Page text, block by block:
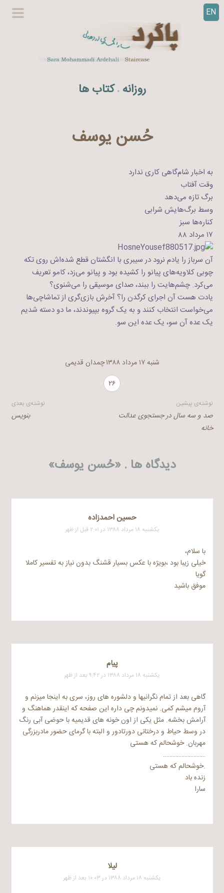
EN
روزانه . کتاب ها
حُسن یوسف
به اخبار شام‌گاهی کاری ندارد
وقت آفتاب
برگ تازه می‌دهد
وسط برگ‌هایش شرابی
کناره‌ها‌ سبز
۱۷ مرداد ۸۸
آن سرباز را یادم نرود در سیبری با انگشتان قطع شده‌اش روی تکه
چوبی کلاویه‌های پیانو را کشیده بود و پیانو می‌زد، کامو تعریف
می‌کرد. چشم‌هایت را ببند، صدای موسیقی را می‌شنوی؟
یادت هست آن اجرای کرگدن را؟ آخرش بازی‌گری از تماشاچی‌‌ها
می‌خواست انتخاب کنند و به یک گروه بپیوندند، ما دو دسته شدیم
یک عده آن سو، یک عده این سو.
شنبه ۱۷ مرداد ۱۳۸۸
چمدان قدیمی
۲۶
راهبری
نوشته
نوشته‌ی پیشین
صد و سه سال در جستجوی عدالت
خانه
نوشته‌ی بعدی
بنویس
دیدگاه ها . «حُسن یوسف»
حسین احمدزاده
یکشنبه ۱۸ مرداد ۱۳۸۸ در ۲:۰۱ قبل از ظهر
با سلام،
خیلی زیبا بود ،بویژه با عکس بسیار قشنگ بدون نیاز به تفسیر کاملا
گویا
موفق باشید
پیام
یکشنبه ۱۸ مرداد ۱۳۸۸ در ۹:۴۲ بعد از ظهر
گاهی بعد از تمام نگرانیها و دلشوره های روز، سری به اینجا میزنم و
آروم میشم کمی. نمیدونم چی داره این صفحه که اینقدر هماهنگ و
آرامش بخشه. مثل یکی از اون خونه های قدیمیه با حوضی آبی رنگ
در وسط حیاط و درختانی دورتادور و البته با گرمای حضور مادربزرگی
مهربان. خوشحالم که هستی
……………………….
.خوشحالم که هستی
زنده باد
سارا
لیلا
یکشنبه ۱۸ مرداد ۱۳۸۸ در ۱۰:۰۳ بعد از ظهر